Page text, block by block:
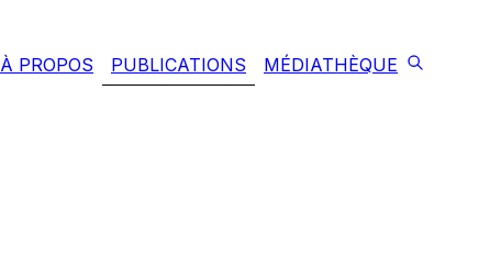
À PROPOS PUBLICATIONS MÉDIATHÈQUE